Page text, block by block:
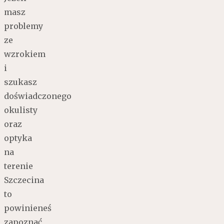
masz
problemy
ze
wzrokiem
i
szukasz
doświadczonego
okulisty
oraz
optyka
na
terenie
Szczecina
to
powinieneś
zapoznać